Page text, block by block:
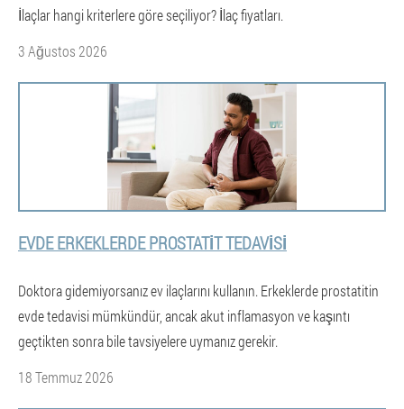
İlaçlar hangi kriterlere göre seçiliyor? İlaç fiyatları.
3 Ağustos 2026
EVDE ERKEKLERDE PROSTATIT TEDAVISI
Doktora gidemiyorsanız ev ilaçlarını kullanın. Erkeklerde prostatitin
evde tedavisi mümkündür, ancak akut inflamasyon ve kaşıntı
geçtikten sonra bile tavsiyelere uymanız gerekir.
18 Temmuz 2026